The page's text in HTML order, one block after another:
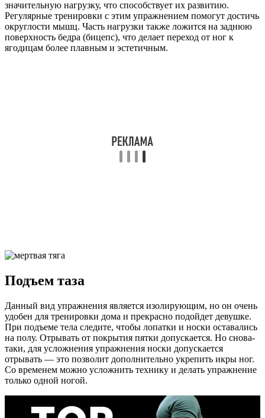
значительную нагрузку, что способствует их развитию.
Регулярные тренировки с этим упражнением помогут достичь
округлости мышц. Часть нагрузки также ложится на заднюю
поверхность бедра (бицепс), что делает переход от ног к
ягодицам более плавным и эстетичным.
Подъем таза
Данный вид упражнения является изолирующим, но он очень
удобен для тренировки дома и прекрасно подойдет девушке.
При подъеме тела следите, чтобы лопатки и носки оставались
на полу. Отрывать от покрытия пятки допускается. Но снова-
таки, для усложнения упражнения носки допускается
отрывать — это позволит дополнительно укрепить икры ног.
Со временем можно усложнить технику и делать упражнение
только одной ногой.